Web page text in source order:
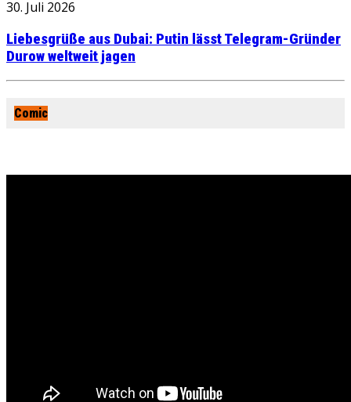
30. Juli 2026
Liebesgrüße aus Dubai: Putin lässt Telegram-Gründer
Durow weltweit jagen
Comic